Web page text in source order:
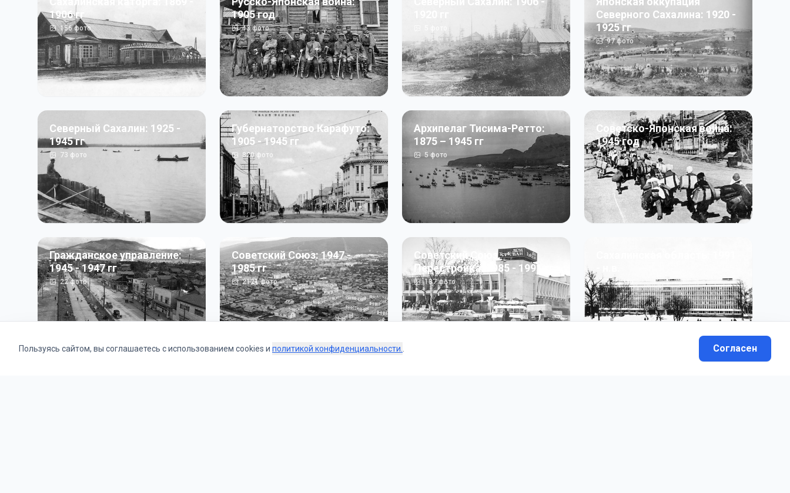
1906 гг
156фото
1905 год
43фото
Северного Сахалина: 1920 -
1925 гг
97фото
Северный Сахалин: 1925 -
1945 гг
73 фото
Губернаторство Карафуто:
1905 - 1945 гг
820фото
Архипелаг Тисима-Ретто:
1875 – 1945 гг
5фото
Советско-Японская война:
1945 год
50фото
Гражданское управление:
1945 - 1947 гг
22фото
Советский Союз: 1947 -
1985 гг
2121фото
Советский Союз.
Перестройка: 1985 - 1991 гг
187фото 13фото
Пользуясь сайтом, вы соглашаетесь с использованием cookies и политикой конфиденциальности. Согласен